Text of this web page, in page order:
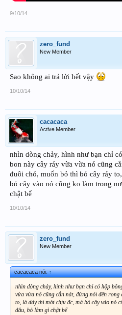
9/10/14
zero_fund
New Member
Sao không ai trả lời hết vậy
10/10/14
cacacaca
Active Member
nhìn dòng chảy, hình như bạn chỉ
bon này cây ráy vừa vừa nó cũng
đuôi chó, muốn bỏ thì bỏ cây ráy
bỏ cây vào nó cũng ko làm trong
chật bể
10/10/14
zero_fund
New Member
cacacaca nói:↑
nhìn dòng chảy, hình như bạn chỉ có hộp
vừa vừa nó cũng cắn nát, đừng nói đến
to, lá dày thì mới chịu đc, mà bỏ cây vào nó
đâu, bỏ làm gì chật bể